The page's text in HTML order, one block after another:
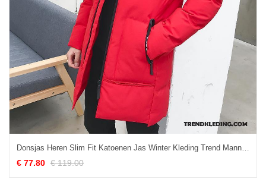
Donsjas Heren Slim Fit Katoenen Jas Winter Kleding Trend Mannelijk Lang Rood
€ 77.80 € 119.00